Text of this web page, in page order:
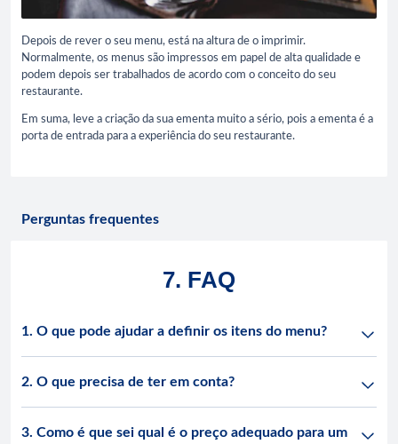
Depois de rever o seu menu, está na altura de o imprimir.
Normalmente, os menus são impressos em papel de alta qualidade e
podem depois ser trabalhados de acordo com o conceito do seu
restaurante.
Em suma, leve a criação da sua ementa muito a sério, pois a ementa é a
porta de entrada para a experiência do seu restaurante.
Perguntas frequentes
7. FAQ
1. O que pode ajudar a definir os itens do menu?
2. O que precisa de ter em conta?
3. Como é que sei qual é o preço adequado para um